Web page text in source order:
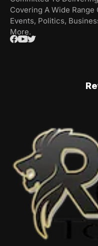
Covering A Wide
Events, Politics,
More.